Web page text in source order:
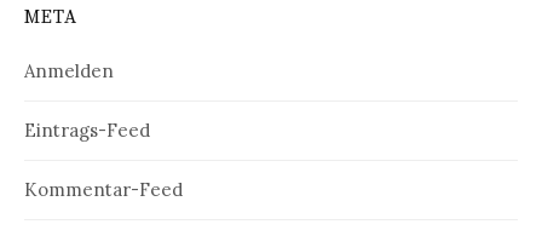
META
Anmelden
Eintrags-Feed
Kommentar-Feed